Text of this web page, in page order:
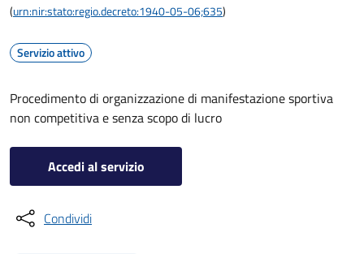
(urn:nir:stato:regio.decreto:1940-05-06;635)
Servizio attivo
Procedimento di organizzazione di manifestazione sportiva
non competitiva e senza scopo di lucro
Accedi al servizio
Condividi